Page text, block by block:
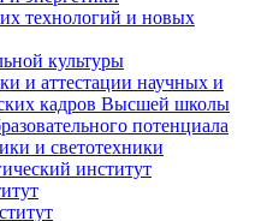
технологий и новых
культуры
и аттестации научных и
кадров Высшей школы
потенциала
и светотехники
институт